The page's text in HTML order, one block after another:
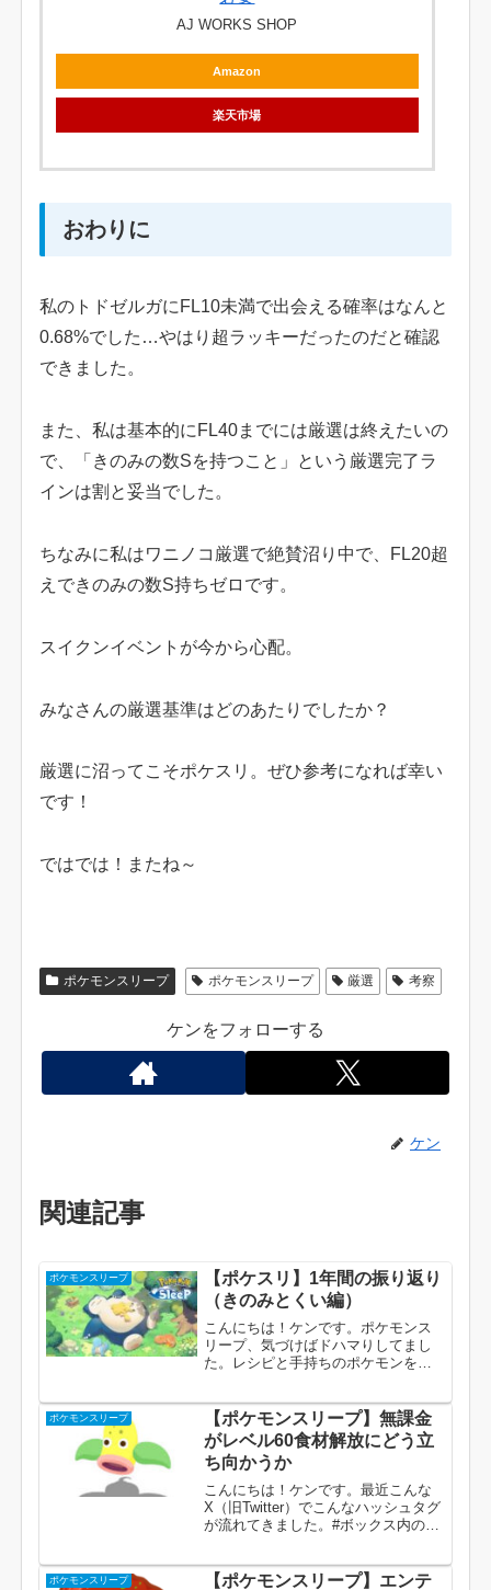
AJ WORKS SHOP
Amazon
楽天市場
おわりに
私のトドゼルガにFL10未満で出会える確率はなんと
0.68%でした…やはり超ラッキーだったのだと確認
できました。
また、私は基本的にFL40までには厳選は終えたいの
で、「きのみの数Sを持つこと」という厳選完了ラ
インは割と妥当でした。
ちなみに私はワニノコ厳選で絶賛沼り中で、FL20超
えできのみの数S持ちゼロです。
スイクンイベントが今から心配。
みなさんの厳選基準はどのあたりでしたか？
厳選に沼ってこそポケスリ。ぜひ参考になれば幸い
です！
ではでは！またね～
ポケモンスリープ ポケモンスリープ 厳選 考察
ケンをフォローする
ケン
関連記事
ポケモンスリープ
【ポケスリ】1年間の振り返り
（きのみとくい編）
こんにちは！ケンです。ポケモンス
リープ、気づけばドハマりしてまし
た。レシピと手持ちのポケモンを見
えたり、あーだこーだ考えるのがと
にかく楽しい。ポケモンのデザイン
もゆるくて可愛い...
ポケモンスリープ
【ポケモンスリープ】無課金
がレベル60食材解放にどう立
ち向かうか
こんにちは！ケンです。最近こんな
X（旧Twitter）でこんなハッシュタグ
が流れてきました。#ボックス内のレ
んな人のボックスを覗いてみたので
ポケモンスリープ
【ポケモンスリープ】エンテ